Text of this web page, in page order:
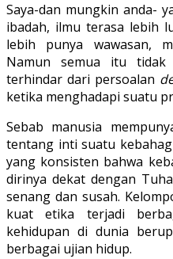
Saya-dan mungkin anda-
ibadah, ilmu terasa lebih
lebih punya wawasan,
Namun semua itu
terhindar dari persoalan
ketika menghadapi suatu
Sebab manusia
tentang inti suatu
yang konsisten bahwa
dirinya dekat dengan
senang dan susah.
kuat etika terjadi
kehidupan di dunia
berbagai ujian hidup.